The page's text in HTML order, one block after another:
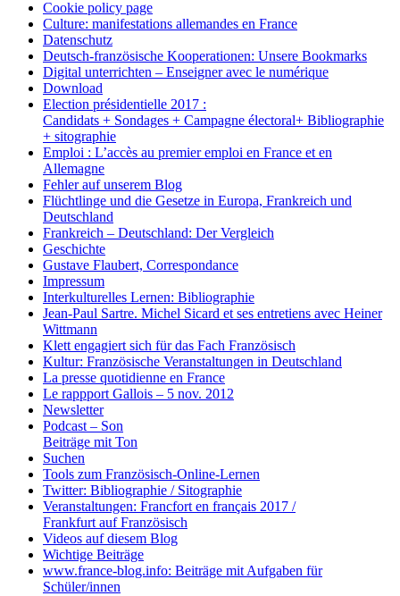
Cookie policy page
Culture: manifestations allemandes en France
Datenschutz
Deutsch-französische Kooperationen: Unsere Bookmarks
Digital unterrichten – Enseigner avec le numérique
Download
Election présidentielle 2017 :
Candidats + Sondages + Campagne électoral+ Bibliographie
+ sitographie
Emploi : L’accès au premier emploi en France et en
Allemagne
Fehler auf unserem Blog
Flüchtlinge und die Gesetze in Europa, Frankreich und
Deutschland
Frankreich – Deutschland: Der Vergleich
Geschichte
Gustave Flaubert, Correspondance
Impressum
Interkulturelles Lernen: Bibliographie
Jean-Paul Sartre. Michel Sicard et ses entretiens avec Heiner
Wittmann
Klett engagiert sich für das Fach Französisch
Kultur: Französische Veranstaltungen in Deutschland
La presse quotidienne en France
Le rappport Gallois – 5 nov. 2012
Newsletter
Podcast – Son
Beiträge mit Ton
Suchen
Tools zum Französisch-Online-Lernen
Twitter: Bibliographie / Sitographie
Veranstaltungen: Francfort en français 2017 /
Frankfurt auf Französisch
Videos auf diesem Blog
Wichtige Beiträge
www.france-blog.info: Beiträge mit Aufgaben für
Schüler/innen